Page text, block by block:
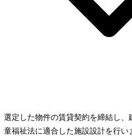
選定した物件の賃貸契約を締結し、
童福祉法に適合した施設設計を行い